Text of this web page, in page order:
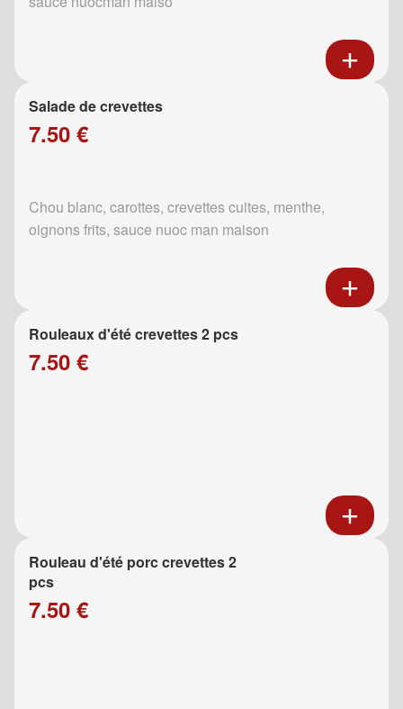
Salade de crevettes
7.50 €
Chou blanc, carottes, crevettes cuites, menthe,
oignons frits, sauce nuoc man maison
Rouleaux d'été crevettes 2 pcs
7.50 €
Rouleau d'été porc crevettes 2
pcs
7.50 €